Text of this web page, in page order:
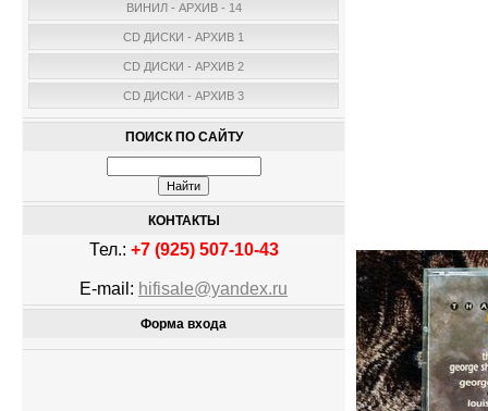
ВИНИЛ - АРХИВ - 14
CD ДИСКИ - АРХИВ 1
CD ДИСКИ - АРХИВ 2
CD ДИСКИ - АРХИВ 3
ПОИСК ПО САЙТУ
КОНТАКТЫ
Тел.: +7 (925) 507-10-43
E-mail: hifisale@yandex.ru
Форма входа